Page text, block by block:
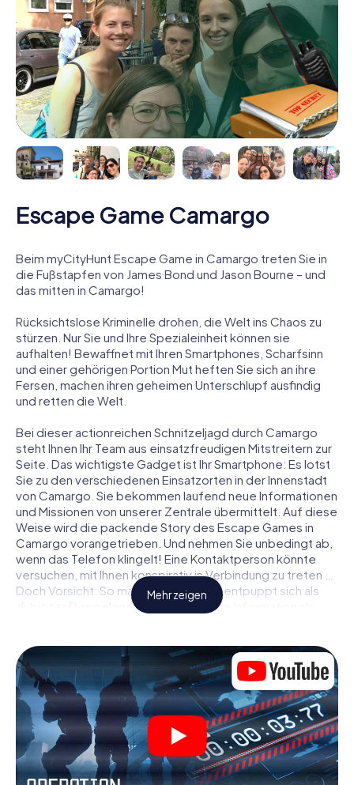
Escape Game Camargo
Beim myCityHunt Escape Game in Camargo treten Sie in
die Fußstapfen von James Bond und Jason Bourne – und
das mitten in Camargo!
Rücksichtslose Kriminelle drohen, die Welt ins Chaos zu
stürzen. Nur Sie und Ihre Spezialeinheit können sie
aufhalten! Bewaffnet mit Ihren Smartphones, Scharfsinn
und einer gehörigen Portion Mut heften Sie sich an ihre
Fersen, machen ihren geheimen Unterschlupf ausfindig
und retten die Welt.
Bei dieser actionreichen Schnitzeljagd durch Camargo
steht Ihnen Ihr Team aus einsatzfreudigen Mitstreitern zur
Seite. Das wichtigste Gadget ist Ihr Smartphone: Es lotst
Sie zu den verschiedenen Einsatzorten in der Innenstadt
von Camargo. Sie bekommen laufend neue Informationen
und Missionen von unserer Zentrale übermittelt. Auf diese
Weise wird die packende Story des Escape Games in
Camargo vorangetrieben. Und nehmen Sie unbedingt ab,
wenn das Telefon klingelt! Eine Kontaktperson könnte
versuchen, mit Ihnen konspirativ in Verbindung zu treten …
Doch Vorsicht: So mancher Informant entpuppt sich als
dubioser Doppelagent und so manche Information als
Sie niemandem!
Anders als in einem klassischen Escape Room in Camargo
sind Sie also nicht in ein Zimmer eingesperrt, aus dem Sie
sich in einem vorgegebenen Zeitfenster befreien
müssen. Diese Smartphone Schnitzeljagd erklärt ganz
Camargo zu Ihrem persönlichen Spielfeld! Die technische
Voraussetzung für Ihr Agentenabenteuer in Camargo: Ein
Smartphone mit Zugang ins mobile Internet. Per Klick
Mehr zeigen